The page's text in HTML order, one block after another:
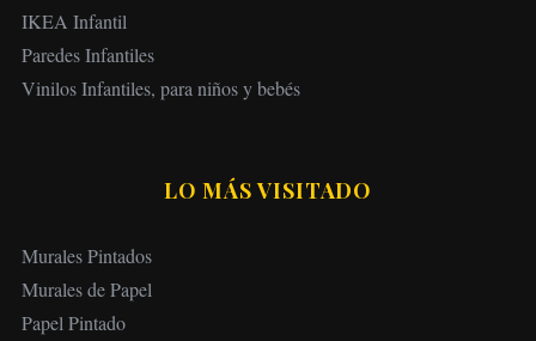
IKEA Infantil
Paredes Infantiles
Vinilos Infantiles, para niños y bebés
LO MÁS VISITADO
Murales Pintados
Murales de Papel
Papel Pintado